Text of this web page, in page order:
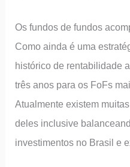
Os fundos de fundos
Como ainda é uma
histórico de rentabilidade
três anos para os FoFs
Atualmente existem
deles inclusive
investimentos no Brasil e